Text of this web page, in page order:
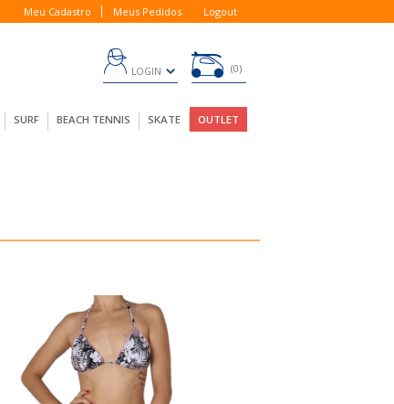
Meu Cadastro Meus Pedidos Logout
LOGIN 0
SURF BEACH TENNIS SKATE OUTLET